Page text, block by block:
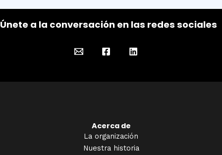
Únete a la conversación en las redes sociales
Acerca de
La organización
Nuestra historia